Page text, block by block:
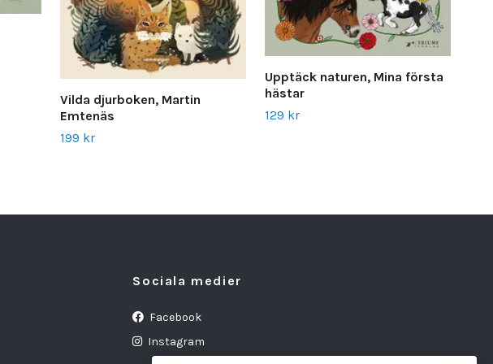
Vilda djurboken, Martin
Emtenäs
199 kr
Upptäck naturen, Mina första
hästar
129 kr
Sociala medier
Facebook
Instagram